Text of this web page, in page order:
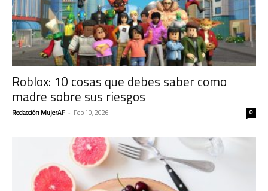
Roblox: 10 cosas que debes saber como
madre sobre sus riesgos
Redacción MujerAF - Feb 10, 2026 0